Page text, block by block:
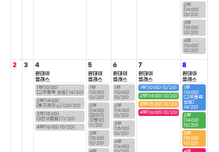
2부
(14:00)
(0/20)
3부
(15:00)
(0/20)
4부
(16:00)
(0/20)
2 3 4
원데이
클래스
1부(10:00)
[고무동력 보트] (4/20)
2부(14:00)
[휴지케이스] (20/20)
3부(15:00)
[3칸서랍함] (1/20)
4부(16:00) (0/20)
5
원데이
클래스
1부
(10:00)
(0/20)
2부
(14:00)
[강아지
자동차]
(1/20)
3부
(15:00)
(0/20)
6
원데이
클래스
1부
(10:00)
(0/20)
2부
(14:00)
(0/20)
3부
(15:00)
(0/20)
4부
(16:00)
7
원데이
클래스
1부(10:00) (0/20)
2부(14:00) (0/20)
3부(15:00) (0/20)
4부(16:00) (0/20)
8
원데이
클래스
1부
(10:00)
[고무동력
보트]
(4/20)
2부
(14:00)
(0/20)
3부
(15:00)
(0/20)